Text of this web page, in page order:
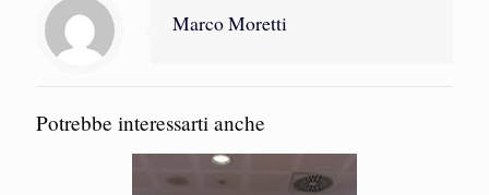
Marco Moretti
Potrebbe interessarti anche